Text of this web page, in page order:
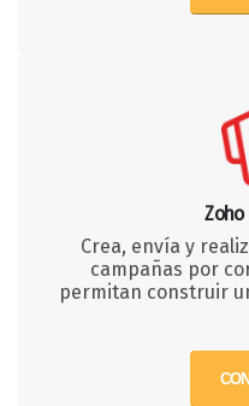
Zoho
Crea, envía y
campañas por
permitan construir